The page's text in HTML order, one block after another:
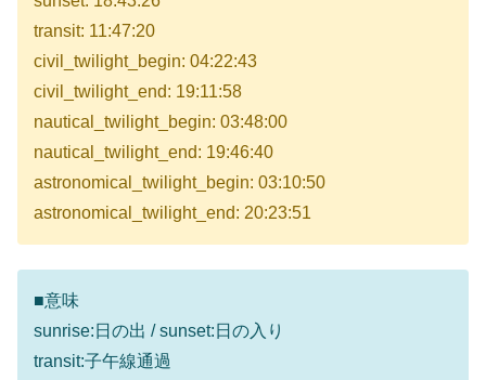
transit: 11:47:20
civil_twilight_begin: 04:22:43
civil_twilight_end: 19:11:58
nautical_twilight_begin: 03:48:00
nautical_twilight_end: 19:46:40
astronomical_twilight_begin: 03:10:50
astronomical_twilight_end: 20:23:51
■意味
sunrise:日の出 / sunset:日の入り
transit:子午線通過